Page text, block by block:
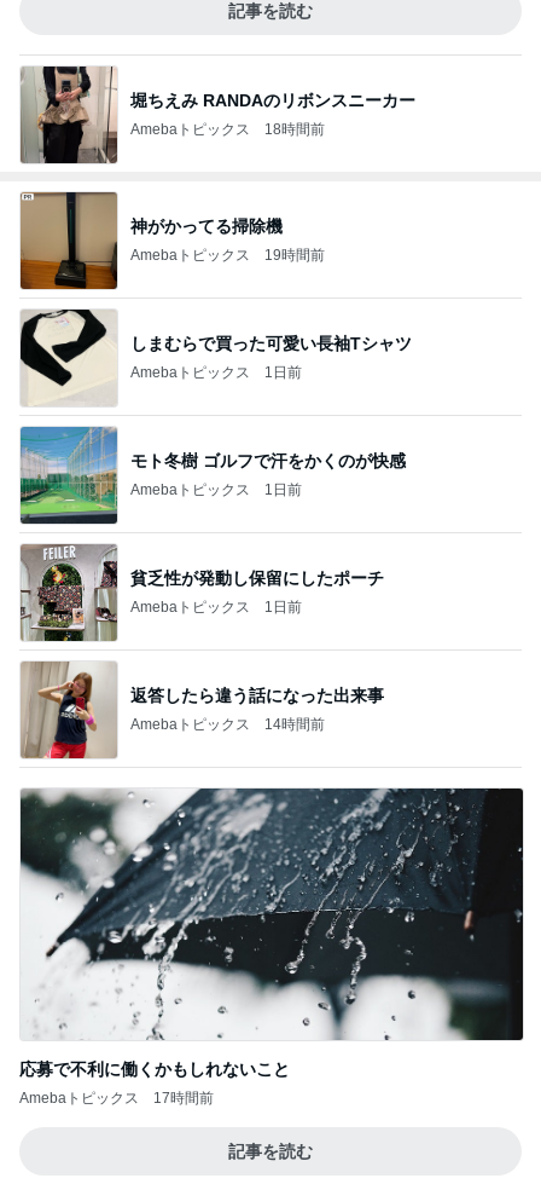
記事を読む
堀ちえみ RANDAのリボンスニーカー
Amebaトピックス 18時間前
神がかってる掃除機
Amebaトピックス 19時間前
しまむらで買った可愛い長袖Tシャツ
Amebaトピックス 1日前
モト冬樹 ゴルフで汗をかくのが快感
Amebaトピックス 1日前
貧乏性が発動し保留にしたポーチ
Amebaトピックス 1日前
返答したら違う話になった出来事
Amebaトピックス 14時間前
応募で不利に働くかもしれないこと
Amebaトピックス 17時間前
記事を読む